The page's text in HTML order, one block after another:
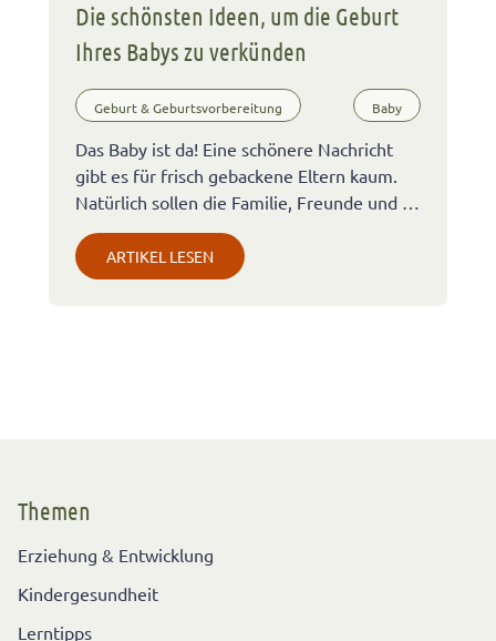
Die schönsten Ideen, um die Geburt
Ihres Babys zu verkünden
Geburt & Geburtsvorbereitung Baby
Das Baby ist da! Eine schönere Nachricht
gibt es für frisch gebackene Eltern kaum.
Natürlich sollen die Familie, Freunde und …
ARTIKEL LESEN
Themen
Erziehung & Entwicklung
Kindergesundheit
Lerntipps